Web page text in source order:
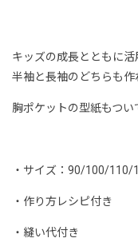
キッズの成長とともに活
半袖と長袖のどちらも作
胸ポケットの型紙もつい
・サイズ：90/100/
・作り方レシピ付き
・縫い代付き